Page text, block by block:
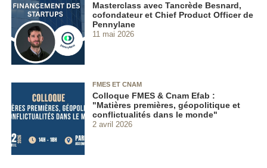
Masterclass avec Tancrède Besnard,
cofondateur et Chief Product Officer de
Pennylane
11 mai 2026
FMES ET CNAM
Colloque FMES & Cnam Efab :
"Matières premières, géopolitique et
conflictualités dans le monde"
2 avril 2026